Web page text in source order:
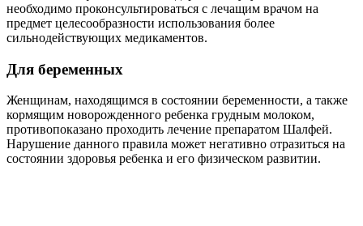
необходимо проконсультироваться с лечащим врачом на
предмет целесообразности использования более
сильнодействующих медикаментов.
Для беременных
Женщинам, находящимся в состоянии беременности, а также
кормящим новорожденного ребенка грудным молоком,
противопоказано проходить лечение препаратом Шалфей.
Нарушение данного правила может негативно отразиться на
состоянии здоровья ребенка и его физическом развитии.